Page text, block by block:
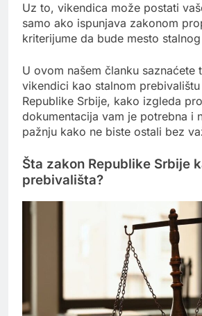
Uz to, vikendica može postati
samo ako ispunjava zakonom
kriterijume da bude mesto
U ovom našem članku saznaćete
vikendici kao stalnom
Republike Srbije, kako izgleda
dokumentacija vam je potrebna i
pažnju kako ne biste ostali bez
Šta zakon Republike Srbije
prebivališta?